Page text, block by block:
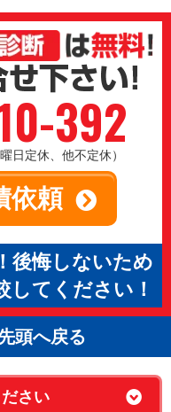
392
日定休、他不定休）
依頼
後悔しないため
してください！
頭へ戻る